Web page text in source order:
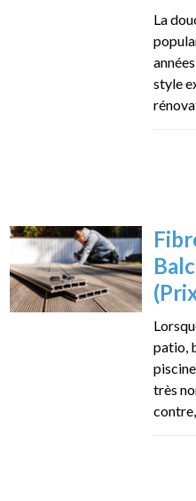
La
style
patio,
très